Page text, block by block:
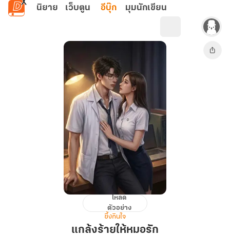
ข้ามไปยังเนื้อหาหลัก
นิยาย เว็บตูน อีบุ๊ก มุมนักเขียน
แกล้ง
ให้
โหลด
ตัวอย่าง
ซึ้งกินใจ
แกล้งร้ายให้หมอรัก